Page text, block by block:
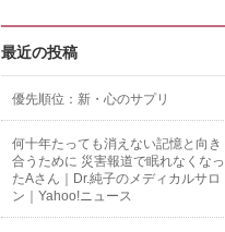
最近の投稿
優先順位：新・心のサプリ
何十年たっても消えない記憶と向き
合うために 災害報道で眠れなくなっ
たAさん｜Dr.純子のメディカルサロ
ン｜Yahoo!ニュース